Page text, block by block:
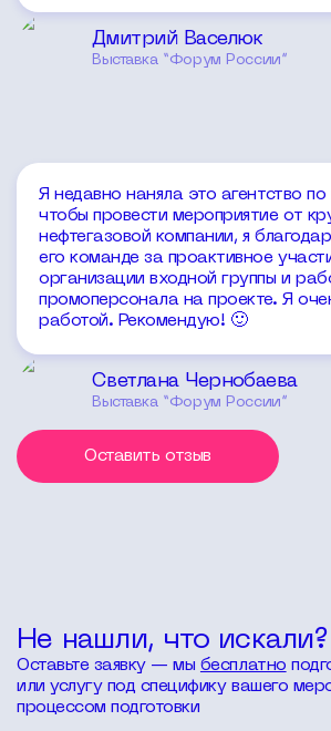
Дмитрий Васелюк
Выставка “Форум России”
Я недавно наняла это агентство
чтобы провести мероприятие от
нефтегазовой компании, я
его команде за проактивное
организации входной группы и
промоперсонала на проекте. Я
работой. Рекомендую! 🙂
Светлана Чернобаева
Выставка “Форум России”
Оставить отзыв
Не нашли, что искали?
Оставьте заявку — мы бесплатно
или услугу под специфику вашего
процессом подготовки